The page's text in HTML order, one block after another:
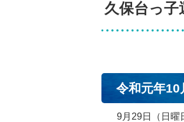
久保台っ子
令和元年10
9月29日（日曜